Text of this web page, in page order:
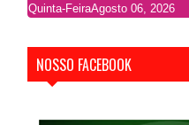
Quinta-FeiraAgosto 06, 2026
NOSSO FACEBOOK